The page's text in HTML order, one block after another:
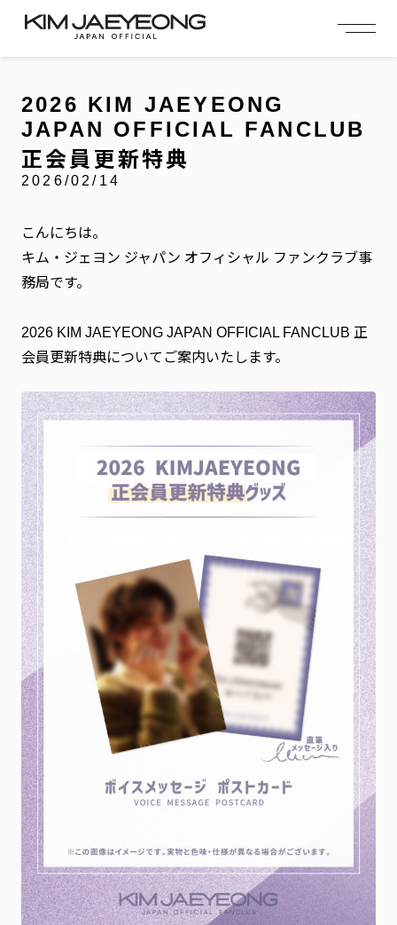
プロフィール
MEMBERSHIP
会員特典
FANCLUB
ファンクラブ
SPECIAL MESSAGE
スペシャルメッセージ
CONTACT
お問い合わせ
OFFICIAL MENU
FC NEWSVIDEOGALLERY
arrow_rightJOIN US arrow_rightLOGIN
2026 KIM JAEYEONG
JAPAN OFFICIAL FANCLUB
正会員更新特典
2026/02/14
こんにちは。
キム・ジェヨン ジャパン オフィシャル ファンクラブ事
務局です。
2026 KIM JAEYEONG JAPAN OFFICIAL FANCLUB 正
会員更新特典についてご案内いたします。